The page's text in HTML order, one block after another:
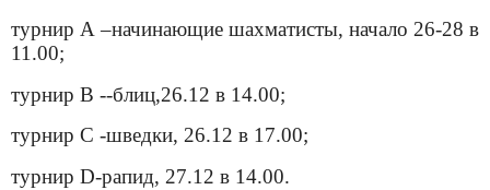
турнир А –начинающие шахматисты, начало 26-28 в
11.00;
турнир В --блиц,26.12 в 14.00;
турнир С -шведки, 26.12 в 17.00;
турнир D-рапид, 27.12 в 14.00.